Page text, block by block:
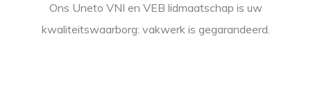
Ons Uneto VNI en VEB lidmaatschap is uw
kwaliteitswaarborg: vakwerk is gegarandeerd.